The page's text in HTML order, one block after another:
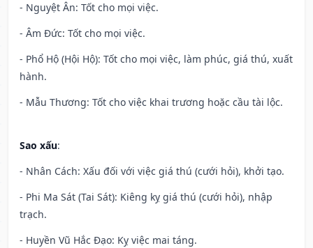
- Nguyệt Ân: Tốt cho mọi việc.
- Âm Đức: Tốt cho mọi việc.
- Phổ Hộ (Hội Hộ): Tốt cho mọi việc, làm phúc, giá thú, xuất
hành.
- Mẫu Thương: Tốt cho việc khai trương hoặc cầu tài lộc.
Sao xấu:
- Nhân Cách: Xấu đối với việc giá thú (cưới hỏi), khởi tạo.
- Phi Ma Sát (Tai Sát): Kiêng kỵ giá thú (cưới hỏi), nhập
trạch.
- Huyền Vũ Hắc Đạo: Kỵ việc mai táng.